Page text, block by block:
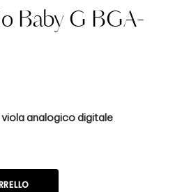
Baby G BGA-
analogico digitale